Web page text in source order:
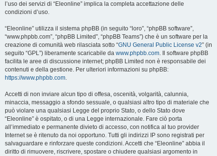
l’uso dei servizi di “Eleonline” implica la completa accettazione delle
condizioni d’uso.
“Eleonline” utilizza il sistema phpBB (in seguito “loro”, “phpBB software”,
“www.phpbb.com”, “phpBB Limited”, “phpBB Teams”) che è un software per la
creazione di comunità web rilasciata sotto “GNU General Public License v2” (in
seguito “GPL”) liberamente scaricabile da www.phpbb.com. Il software phpBB
facilita le aree di discussione internet; phpBB Limited non è responsabile dei
contenuti e della gestione. Per ulteriori informazioni su phpBB:
https://www.phpbb.com.
Accetti di non inviare alcun tipo di offesa, oscenità, volgarità, calunnia,
minaccia, messaggio a sfondo sessuale, o qualsiasi altro tipo di materiale che
può violare una qualsiasi Legge del proprio Stato, o dello Stato dove
“Eleonline” è ospitato, o di una Legge internazionale. Fare ciò porta
all’immediato e permanente divieto di accesso, con notifica al tuo provider
Internet se è ritenuto da noi opportuno. Tutti gli indirizzi IP sono registrati per
salvaguardare e rinforzare queste condizioni. Accetti che “Eleonline” abbia il
diritto di rimuovere, riscrivere, spostare o chiudere qualsiasi argomento in